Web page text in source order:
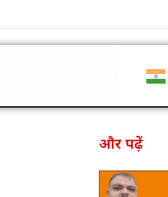
और पढ़ें